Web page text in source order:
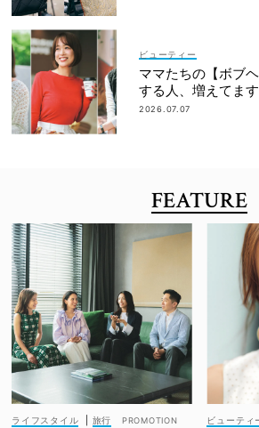
ビューティー
ママたちの【ボブ
する人、増えてま
全部見せ
2026.07.07
FEATURE
ライフスタイル
旅行
ビューティ